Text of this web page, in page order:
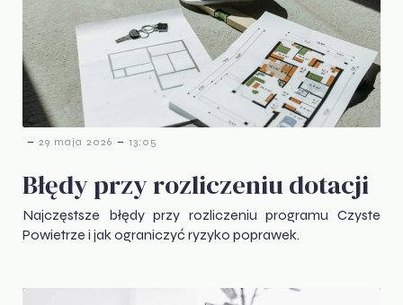
- 29 maja 2026 - 13:05
Błędy przy rozliczeniu dotacji
Najczęstsze błędy przy rozliczeniu programu Czyste
Powietrze i jak ograniczyć ryzyko poprawek.